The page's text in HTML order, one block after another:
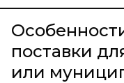
поставки
или